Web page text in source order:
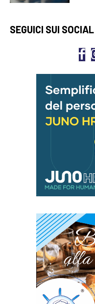
SEGUICI SUI SOCIAL